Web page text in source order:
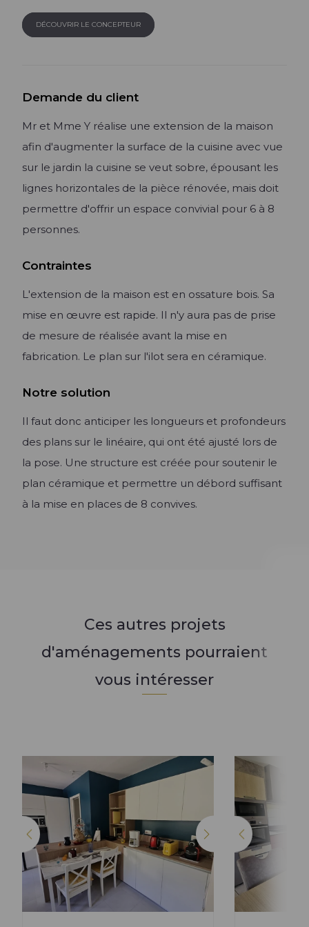
Lire l'article +
Demande du client
Mr et Mme Y réalise une extension de la maison
afin d'augmenter la surface de la cuisine avec vue
sur le jardin la cuisine se veut sobre, épousant les
lignes horizontales de la pièce rénovée, mais doit
permettre d'offrir un espace convivial pour 6 à 8
personnes.
Contraintes
L'extension de la maison est en ossature bois. Sa
mise en œuvre est rapide. Il n'y aura pas de prise
de mesure de réalisée avant la mise en
fabrication. Le plan sur l'ilot sera en céramique.
Notre solution
Il faut donc anticiper les longueurs et profondeurs
des plans sur le linéaire, qui ont été ajusté lors de
la pose. Une structure est créée pour soutenir le
plan céramique et permettre un débord suffisant
à la mise en places de 8 convives.
DÉCOUVRIR LE CONCEPTEUR
Ces autres projets
d'aménagements pourraient
vous intéresser